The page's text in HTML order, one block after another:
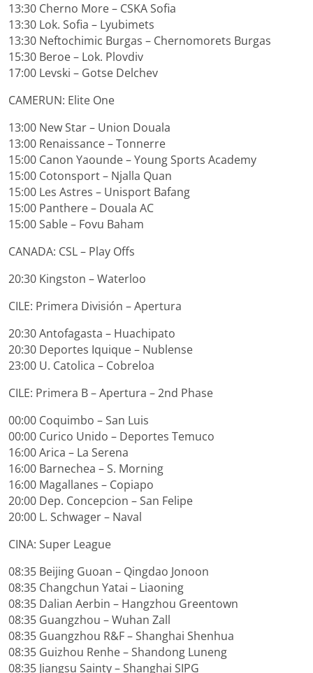
13:30 Cherno More – CSKA Sofia
13:30 Lok. Sofia – Lyubimets
13:30 Neftochimic Burgas – Chernomorets Burgas
15:30 Beroe – Lok. Plovdiv
17:00 Levski – Gotse Delchev
CAMERUN: Elite One
13:00 New Star – Union Douala
13:00 Renaissance – Tonnerre
15:00 Canon Yaounde – Young Sports Academy
15:00 Cotonsport – Njalla Quan
15:00 Les Astres – Unisport Bafang
15:00 Panthere – Douala AC
15:00 Sable – Fovu Baham
CANADA: CSL – Play Offs
20:30 Kingston – Waterloo
CILE: Primera División – Apertura
20:30 Antofagasta – Huachipato
20:30 Deportes Iquique – Nublense
23:00 U. Catolica – Cobreloa
CILE: Primera B – Apertura – 2nd Phase
00:00 Coquimbo – San Luis
00:00 Curico Unido – Deportes Temuco
16:00 Arica – La Serena
16:00 Barnechea – S. Morning
16:00 Magallanes – Copiapo
20:00 Dep. Concepcion – San Felipe
20:00 L. Schwager – Naval
CINA: Super League
08:35 Beijing Guoan – Qingdao Jonoon
08:35 Changchun Yatai – Liaoning
08:35 Dalian Aerbin – Hangzhou Greentown
08:35 Guangzhou – Wuhan Zall
08:35 Guangzhou R&F – Shanghai Shenhua
08:35 Guizhou Renhe – Shandong Luneng
08:35 Jiangsu Sainty – Shanghai SIPG